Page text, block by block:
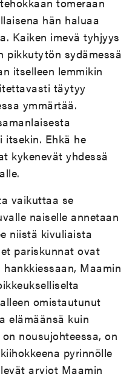
hän haluaa
Kaiken imevä tyhjyys
pikkutytön sydämessä
itselleen lemmikin
täytyy
ymmärtää.
itsekin. Ehkä he
kykenevät yhdessä
vaikuttaa se
naiselle annetaan
niistä kivuliaista
pariskunnat ovat
Maamin
omistautunut
elämäänsä kuin
nousujohteessa, on
pyrinnölle
arviot Maamin